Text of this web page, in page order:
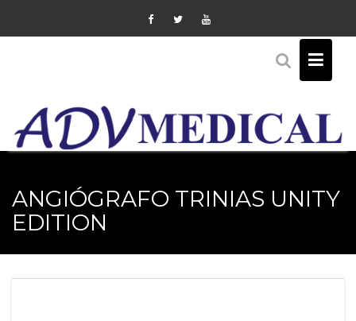
ANGIÓGRAFO TRINIAS UNITY
EDITION